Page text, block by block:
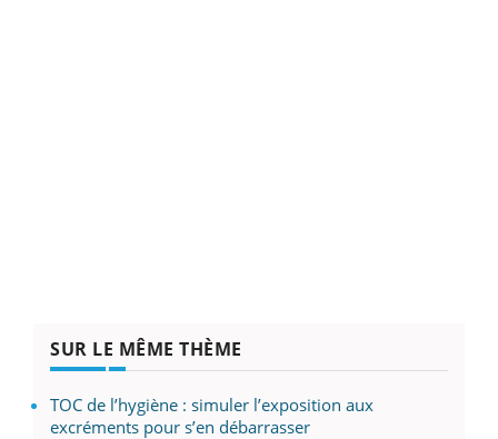
SUR LE MÊME THÈME
TOC de l’hygiène : simuler l’exposition aux
excréments pour s’en débarrasser